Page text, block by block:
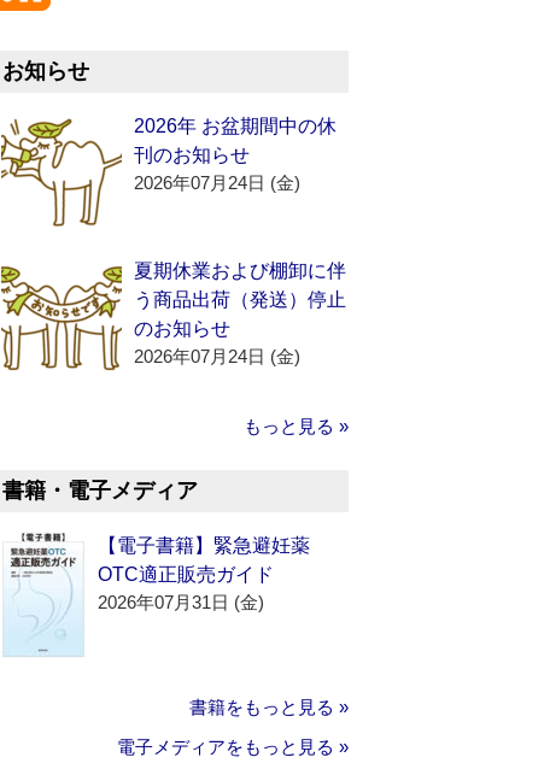
お知らせ
2026年 お盆期間中の休
刊のお知らせ
2026年07月24日 (金)
夏期休業および棚卸に伴
う商品出荷（発送）停止
のお知らせ
2026年07月24日 (金)
もっと見る »
書籍・電子メディア
【電子書籍】緊急避妊薬
OTC適正販売ガイド
2026年07月31日 (金)
書籍をもっと見る »
電子メディアをもっと見る »